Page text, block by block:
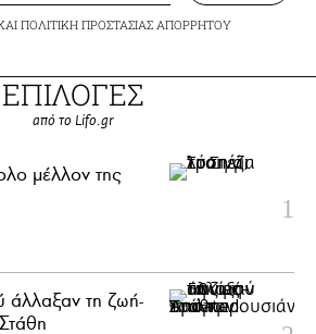
ΠΟΛΙΤΙΚΗ ΠΡΟΣΤΑΣΙΑΣ ΑΠΟΡΡΗΤΟΥ
ΕΠΙΛΟΓΕΣ
από το Lifo.gr
μέλλον της
άλλαξαν τη ζωή-